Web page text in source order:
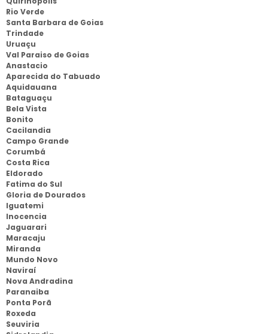
Rio Verde
Santa Barbara de Goias
Trindade
Uruaçu
Val Paraiso de Goias
Anastacio
Aparecida do Tabuado
Aquidauana
Bataguaçu
Bela Vista
Bonito
Cacilandia
Campo Grande
Corumbá
Costa Rica
Eldorado
Fatima do Sul
Gloria de Dourados
Iguatemi
Inocencia
Jaguarari
Maracaju
Miranda
Mundo Novo
Naviraí
Nova Andradina
Paranaiba
Ponta Porã
Roxeda
Seuviria